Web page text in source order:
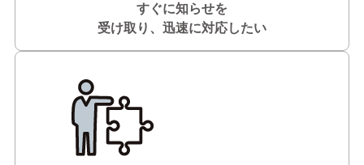
すぐに知らせを
受け取り、迅速に対応したい